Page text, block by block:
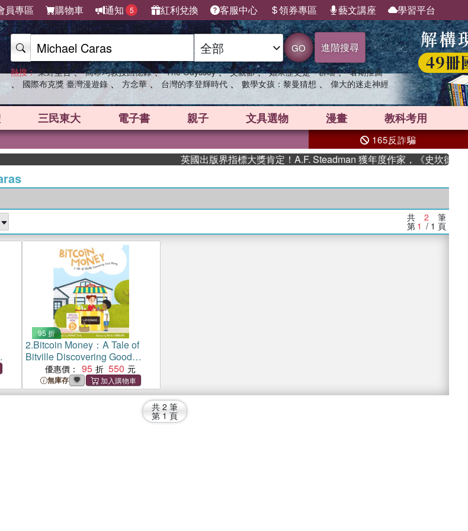
員專區 購物車 通知 5 紅利兌換 客服中心 領券專區 藝文講座 學習平台
GO 進階搜尋
熱搜： 東野圭吾 、 高希均教授回憶錄 、 The Odyssey 、 父親節 、 如果歷史是一群喵 、 暑期推薦
、 國際布克獎 臺灣漫遊錄 、 方念華 、 台灣的李登輝時代 、 數學女孩：黎曼猜想 、 偉大的迷走神經
三民東大 電子書 親子 文具選物 漫畫 教科考用
165反詐騙
英國出版界指標大獎肯定！A.F. Steadman 獲年度作家，《史坎德》系
共 2 筆
第 1 / 1 頁
95 折
2.Bitcoin Money：A Tale of
Bitville Discovering Good
Money優惠價： 95 550
無庫存
共 2 筆
第 1 頁